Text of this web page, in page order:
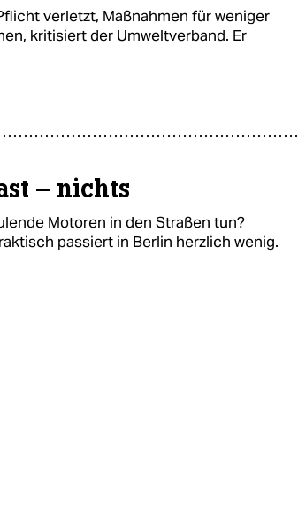
verletzt, Maßnahmen für weniger
kritisiert der Umweltverband. Er
– nichts
Motoren in den Straßen tun?
passiert in Berlin herzlich wenig.